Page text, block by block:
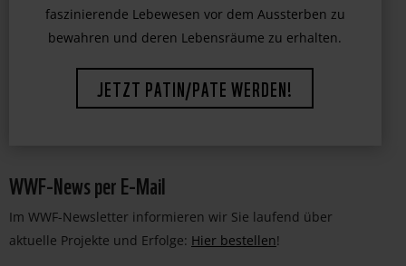
bedrohter Tierarten. Unterstützen Sie uns dabei,
faszinierende Lebewesen vor dem Aussterben zu
JETZT PATIN/PATE WERDEN!
WWF-News per E-Mail
Im WWF-Newsletter informieren wir Sie laufend über
aktuelle Projekte und Erfolge: Hier bestellen!